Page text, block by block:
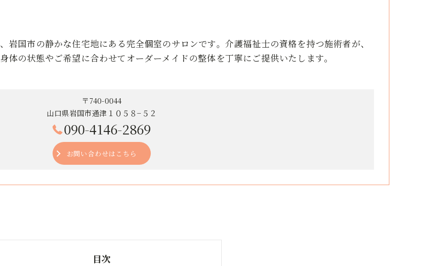
岩国市の静かな住宅地にある完全個室のサロンです。介護福祉士の資格を持つ施術者が、
体の状態やご希望に合わせてオーダーメイドの整体を丁寧にご提供いたします。
〒740-0044
山口県岩国市通津１０５８−５２
090-4146-2869
お問い合わせはこちら
目次